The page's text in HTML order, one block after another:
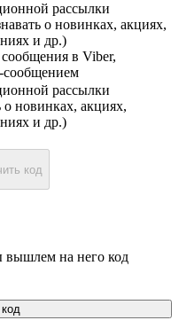
рассылки
о новинках, акциях,
и др.)
в Viber,
сообщением
рассылки
о новинках, акциях,
и др.)
код
вышлем на него код